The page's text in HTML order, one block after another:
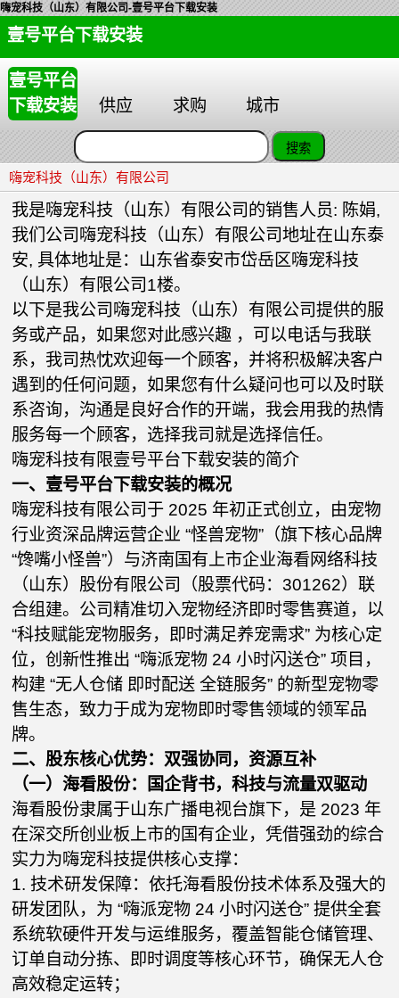
嗨宠科技（山东）有限公司-壹号平台下载安装
壹号平台下载安装
壹号平台
下载安装
供应 求购 城市
嗨宠科技（山东）有限公司
我是嗨宠科技（山东）有限公司的销售人员: 陈娟,
我们公司嗨宠科技（山东）有限公司地址在山东泰
安, 具体地址是：山东省泰安市岱岳区嗨宠科技
（山东）有限公司1楼。
以下是我公司嗨宠科技（山东）有限公司提供的服
务或产品，如果您对此感兴趣 ，可以电话与我联
系，我司热忱欢迎每一个顾客，并将积极解决客户
遇到的任何问题，如果您有什么疑问也可以及时联
系咨询，沟通是良好合作的开端，我会用我的热情
服务每一个顾客，选择我司就是选择信任。
嗨宠科技有限壹号平台下载安装的简介
一、壹号平台下载安装的概况
嗨宠科技有限公司于 2025 年初正式创立，由宠物
行业资深品牌运营企业 “怪兽宠物”（旗下核心品牌
“馋嘴小怪兽”）与济南国有上市企业海看网络科技
（山东）股份有限公司（股票代码：301262）联
合组建。公司精准切入宠物经济即时零售赛道，以
“科技赋能宠物服务，即时满足养宠需求” 为核心定
位，创新性推出 “嗨派宠物 24 小时闪送仓” 项目，
构建 “无人仓储 即时配送 全链服务” 的新型宠物零
售生态，致力于成为宠物即时零售领域的领军品
牌。
二、股东核心优势：双强协同，资源互补
（一）海看股份：国企背书，科技与流量双驱动
海看股份隶属于山东广播电视台旗下，是 2023 年
在深交所创业板上市的国有企业，凭借强劲的综合
实力为嗨宠科技提供核心支撑：
1. 技术研发保障：依托海看股份技术体系及强大的
研发团队，为 “嗨派宠物 24 小时闪送仓” 提供全套
系统软硬件开发与运维服务，覆盖智能仓储管理、
订单自动分拣、即时调度等核心环节，确保无人仓
高效稳定运转；